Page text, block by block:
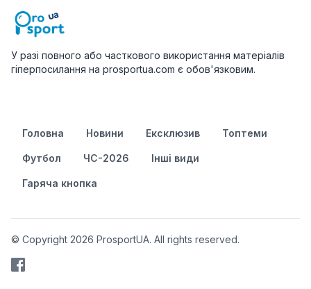
У разі повного або часткового використання матеріалів
гіперпосилання на prosportua.com є обов'язковим.
Головна Новини Ексклюзив Топтеми
Футбол ЧС-2026 Інші види
Гаряча кнопка
© Copyright 2026 ProsportUA. All rights reserved.